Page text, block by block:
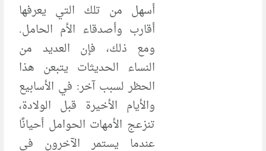
أسهل من تلك التي يعرفها
أقارب وأصدقاء الأم الحامل.
ومع ذلك، فإن العديد من
النساء الحديثات يتبعن هذا
الحظر لسبب آخر: في الأسابيع
والأيام الأخيرة قبل الولادة،
تنزعج الأمهات الحوامل أحيانًا
عندما يستمر الآخرون في